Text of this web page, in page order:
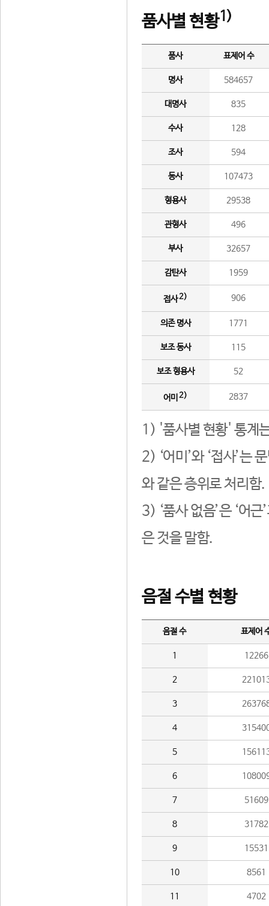
품사별 현황1)
품사 표제어 수
명사 584657
대명사 835
수사 128
조사 594
동사 107473
형용사 29538
관형사 496
부사 32657
감탄사 1959
접사2) 906
의존 명사 1771
보조 동사 115
보조 형용사 52
어미 2) 2837
1) '품사별 현황' 통계
2) ‘어미’와 ‘접사’는
와 같은 층위로 처리함.
3) ‘품사 없음’은 ‘어
은 것을 말함.
음절 수별 현황
음절 수 표제어
1 12266
2
3
4
5
6
7 51609
8 31782
9 15531
10 8561
11 4702